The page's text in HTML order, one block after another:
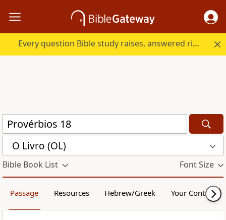
Every question Bible study raises, answered right here.
O Livro (OL)
Bible Book List Font Size
Passage Resources Hebrew/Greek Your Content